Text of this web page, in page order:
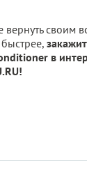
вернуть своим
в